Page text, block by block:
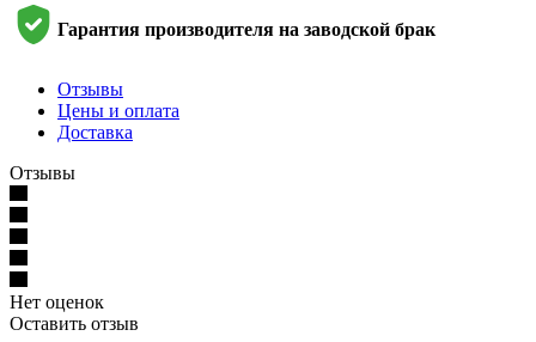
Гарантия производителя на заводской брак
Отзывы
Цены и оплата
Доставка
Отзывы
Нет оценок
Оставить отзыв